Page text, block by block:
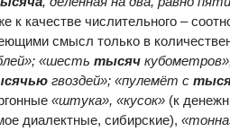
к качестве числительного –
смысл только в
«шесть тысяч
гвоздей»; «пулемёт с
«штука», «кусок» (к
диалектные, сибирские),